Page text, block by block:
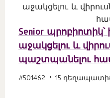
Senior
աջակցելու և
պաշտպանելու
#501462 15